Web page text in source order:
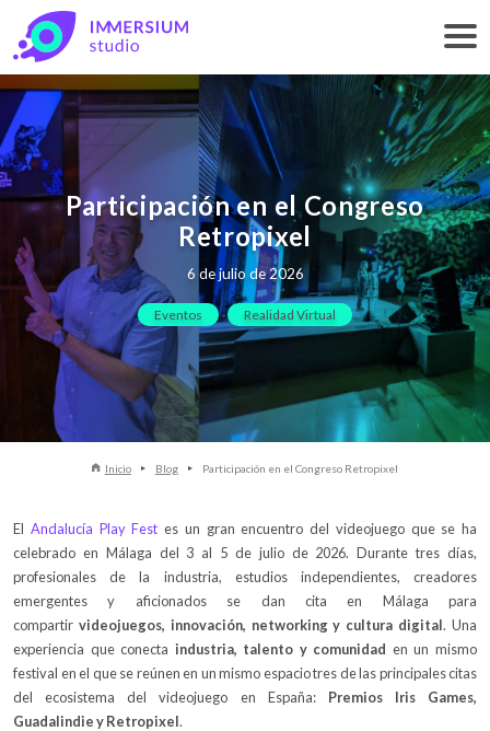
Participación en el Congreso
Retropixel
6 de julio de 2026
Eventos Realidad Virtual
Inicio Blog Participación en el Congreso Retropixel
El Andalucía Play Fest es un gran encuentro del videojuego que se ha
celebrado en Málaga del 3 al 5 de julio de 2026. Durante tres días,
profesionales de la industria, estudios independientes, creadores
emergentes y aficionados se dan cita en Málaga para
compartir videojuegos, innovación, networking y cultura digital. Una
experiencia que conecta industria, talento y comunidad en un mismo
festival en el que se reúnen en un mismo espacio tres de las principales citas
del ecosistema del videojuego en España: Premios Iris Games,
Guadalindie y Retropixel.